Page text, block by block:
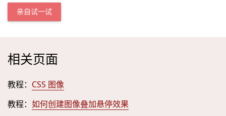
亲自试一试
相关页面
教程： CSS 图像
教程： 如何创建图像叠加悬停效果